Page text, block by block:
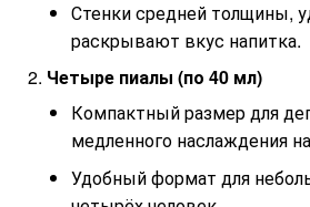
Стенки средней толщины,
раскрывают вкус напитка.
Четыре пиалы (по 40 мл)
Компактный размер для
медленного наслаждения
Удобный формат для